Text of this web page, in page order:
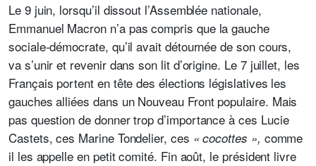
Le 9 juin, lorsqu’il dissout l’Assemblée nationale,
Emmanuel Macron n’a pas compris que la gauche
sociale-démocrate, qu’il avait détournée de son cours,
va s’unir et revenir dans son lit d’origine. Le 7 juillet, les
Français portent en tête des élections législatives les
gauches alliées dans un Nouveau Front populaire. Mais
pas question de donner trop d’importance à ces Lucie
Castets, ces Marine Tondelier, ces « cocottes », comme
il les appelle en petit comité. Fin août, le président livre